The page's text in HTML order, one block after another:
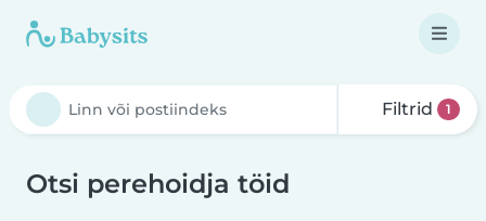
Filtrid 1
Otsi perehoidja töid